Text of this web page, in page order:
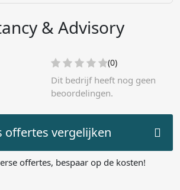
& Advisory
(0)
Dit bedrijf heeft nog geen
beoordelingen.
offertes vergelijken
offertes, bespaar op de kosten!